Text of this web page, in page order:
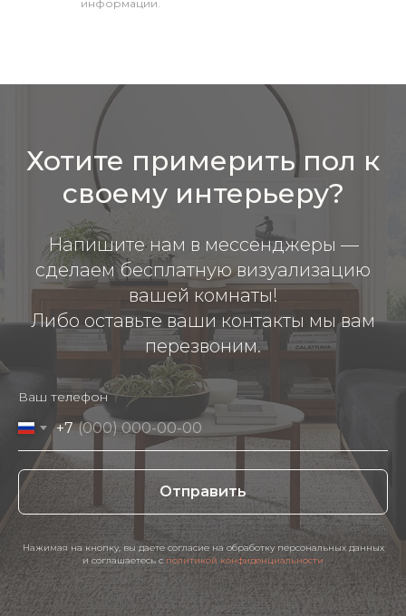
информации.
Хотите примерить пол к
своему интерьеру?
Напишите нам в мессенджеры —
сделаем бесплатную визуализацию
вашей комнаты!
Либо оставьте ваши контакты мы вам
перезвоним.
Ваш телефон
+7
Отправить
Нажимая на кнопку, вы даете согласие на обработку персональных данных
и соглашаетесь c политикой конфиденциальности